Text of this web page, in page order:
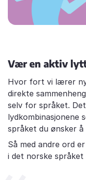
Vær en aktiv
Hvor fort vi lærer
direkte
selv for språket.
lydkombinasjonene
språket du ønsker
Så med andre ord
i det norske språket